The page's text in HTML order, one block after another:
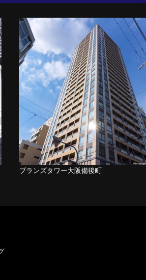
ブランズタワー大阪備後町